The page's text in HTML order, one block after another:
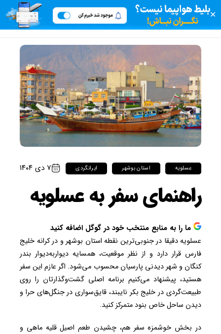
✕
عسلویه استان بوشهر ایرانگردی ۷ دی ۱۴۰۴
راهنمای سفر به عسلویه
ما را به منابع منتخب خود در گوگل اضافه کنید
عسلویه دقیقا در جنوبی‌ترین نقطه استان بوشهر و در کرانه خلیج
فارس قرار دارد و از نظر موقعیت، همسایه دیواربه‌دیوار بندر
کنگان و شهر دیدنی پارسیان محسوب می‌شود. اگر عازم این سفر
هستید، پیشنهاد می‌کنیم برنامه اصلی گشت‌وگذارتان را روی
طبیعت‌گردی در خلیج بکر نایبند، قایق‌سواری در جنگل‌های حرا و
دیدن ساحل خاص بنود متمرکز کنید.
در بخش خوشمزه سفر هم، چشیدن طعم اصیل قلیه ماهی و